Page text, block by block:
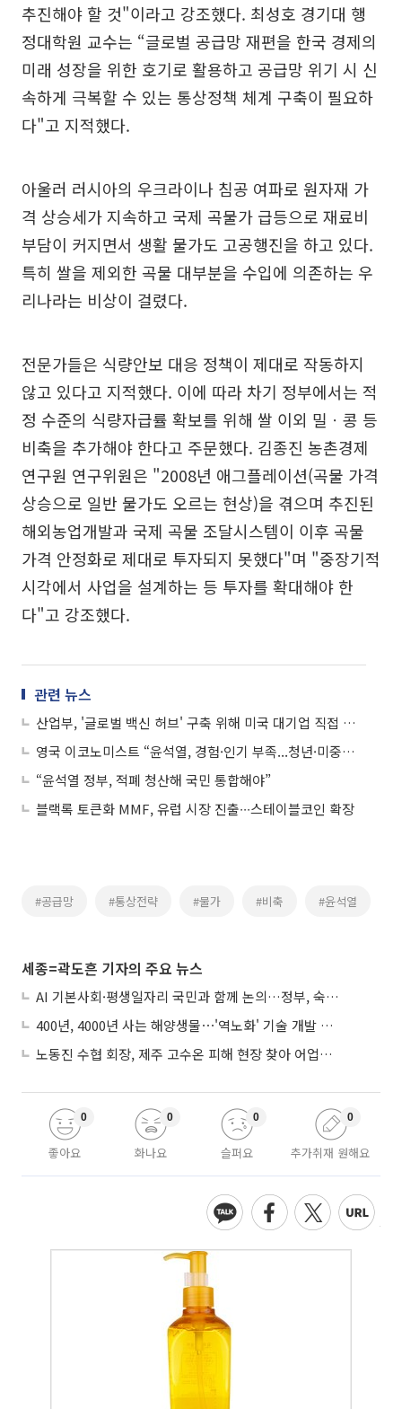
추진해야 할 것"이라고 강조했다. 최성호 경기대 행
정대학원 교수는 “글로벌 공급망 재편을 한국 경제의
미래 성장을 위한 호기로 활용하고 공급망 위기 시 신
속하게 극복할 수 있는 통상정책 체계 구축이 필요하
다"고 지적했다.
아울러 러시아의 우크라이나 침공 여파로 원자재 가
격 상승세가 지속하고 국제 곡물가 급등으로 재료비
부담이 커지면서 생활 물가도 고공행진을 하고 있다.
특히 쌀을 제외한 곡물 대부분을 수입에 의존하는 우
리나라는 비상이 걸렸다.
전문가들은 식량안보 대응 정책이 제대로 작동하지
않고 있다고 지적했다. 이에 따라 차기 정부에서는 적
정 수준의 식량자급률 확보를 위해 쌀 이외 밀ㆍ콩 등
비축을 추가해야 한다고 주문했다. 김종진 농촌경제
연구원 연구위원은 "2008년 애그플레이션(곡물 가격
상승으로 일반 물가도 오르는 현상)을 겪으며 추진된
해외농업개발과 국제 곡물 조달시스템이 이후 곡물
가격 안정화로 제대로 투자되지 못했다"며 "중장기적
시각에서 사업을 설계하는 등 투자를 확대해야 한
다"고 강조했다.
관련 뉴스
산업부, '글로벌 백신 허브' 구축 위해 미국 대기업 직접 설득
영국 이코노미스트 “윤석열, 경험·인기 부족...청년·미중관계 등 난제 산적”
“윤석열 정부, 적폐 청산해 국민 통합해야”
블랙록 토큰화 MMF, 유럽 시장 진출∙∙∙스테이블코인 확장
#공급망 #통상전략 #물가 #비축 #윤석열
세종=곽도흔 기자의 주요 뉴스
AI 기본사회·평생일자리 국민과 함께 논의…정부, 숙의공론화 착수
400년, 4000년 사는 해양생물⋯'역노화' 기술 개발 추진
노동진 수협 회장, 제주 고수온 피해 현장 찾아 어업인 지원 점검
좋아요
0
화나요
0
슬퍼요
0
추가취재 원해요
0